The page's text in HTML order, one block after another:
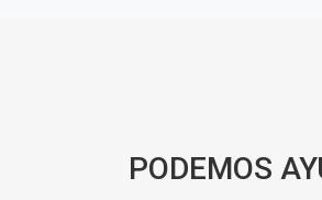
PODEMOS